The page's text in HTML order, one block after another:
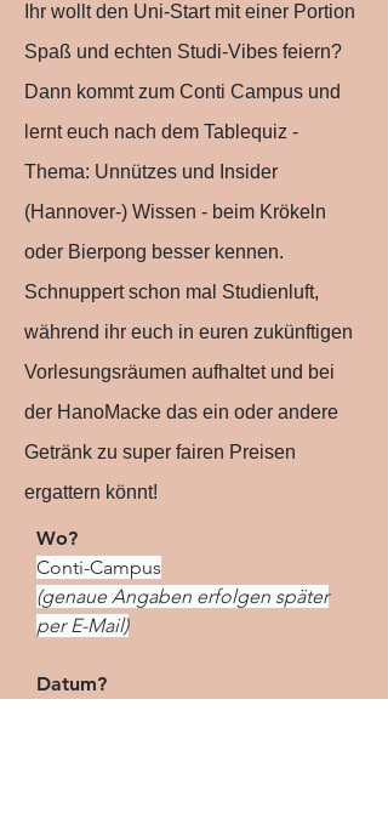
Ihr wollt den Uni-Start mit einer Portion
Spaß und echten Studi-Vibes feiern?
Dann kommt zum Conti Campus und
lernt euch nach dem Tablequiz -
Thema: Unnützes und Insider
(Hannover-) Wissen - beim Krökeln
oder Bierpong besser kennen.
Schnuppert schon mal Studienluft,
während ihr euch in euren zukünftigen
Vorlesungsräumen aufhaltet und bei
der HanoMacke das ein oder andere
Getränk zu super fairen Preisen
ergattern könnt!
Wo?
Conti-Campus
(genaue Angaben erfolgen später
per E-Mail)
Datum?